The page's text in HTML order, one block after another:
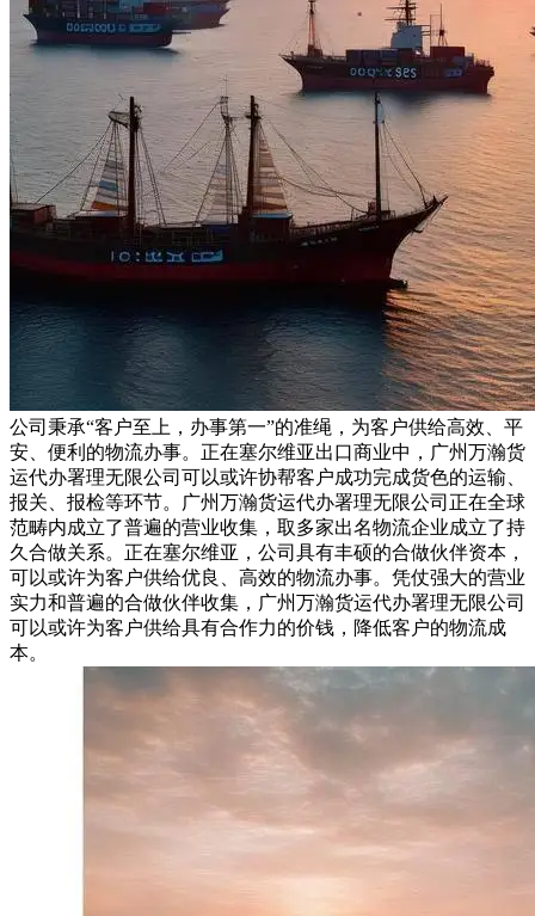
公司秉承“客户至上，办事第一”的准绳，为客户供给高效、平
安、便利的物流办事。正在塞尔维亚出口商业中，广州万瀚货
运代办署理无限公司可以或许协帮客户成功完成货色的运输、
报关、报检等环节。广州万瀚货运代办署理无限公司正在全球
范畴内成立了普遍的营业收集，取多家出名物流企业成立了持
久合做关系。正在塞尔维亚，公司具有丰硕的合做伙伴资本，
可以或许为客户供给优良、高效的物流办事。凭仗强大的营业
实力和普遍的合做伙伴收集，广州万瀚货运代办署理无限公司
可以或许为客户供给具有合作力的价钱，降低客户的物流成
本。